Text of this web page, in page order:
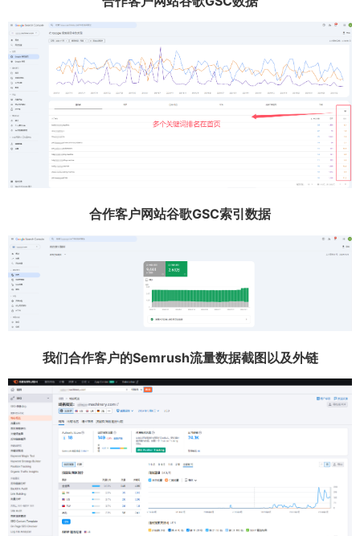
合作客户网站谷歌GSC索引数据
我们合作客户的Semrush流量数据截图以及外链